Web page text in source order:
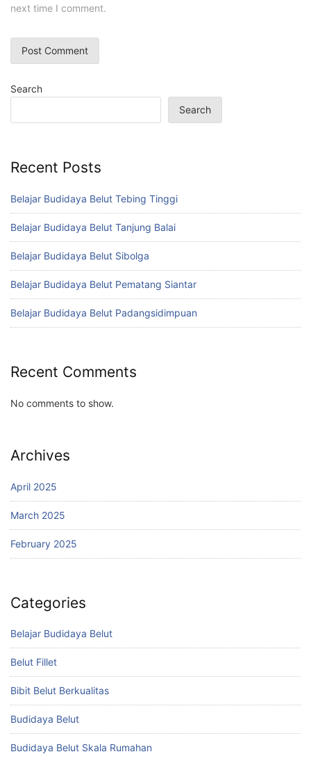
next time I comment.
Search
Search
Recent Posts
Belajar Budidaya Belut Tebing Tinggi
Belajar Budidaya Belut Tanjung Balai
Belajar Budidaya Belut Sibolga
Belajar Budidaya Belut Pematang Siantar
Belajar Budidaya Belut Padangsidimpuan
Recent Comments
No comments to show.
Archives
April 2025
March 2025
February 2025
Categories
Belajar Budidaya Belut
Belut Fillet
Bibit Belut Berkualitas
Budidaya Belut
Budidaya Belut Skala Rumahan